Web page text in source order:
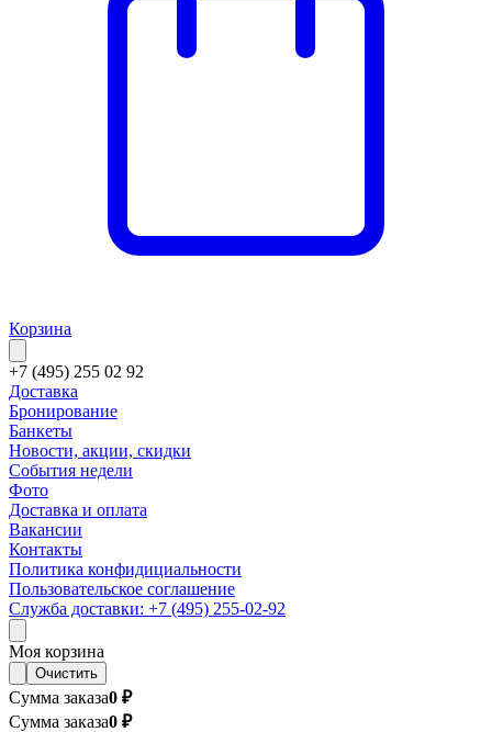
Корзина
+7 (495) 255 02 92
Доставка
Бронирование
Банкеты
Новости, акции, скидки
События недели
Фото
Доставка и оплата
Вакансии
Контакты
Политика конфидициальности
Пользовательское соглашение
Служба доставки: +7 (495) 255-02-92
Моя корзина
Очистить
Сумма заказа0 ₽
Сумма заказа0 ₽